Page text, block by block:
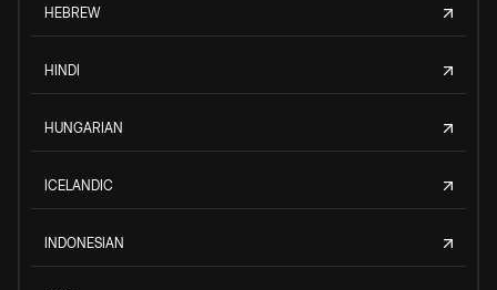
HEBREW
HINDI
HUNGARIAN
ICELANDIC
INDONESIAN